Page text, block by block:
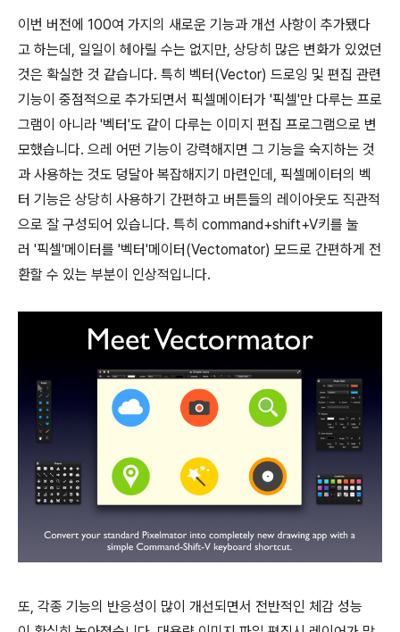
이번 버전에 100여 가지의 새로운 기능과 개선 사항이 추가됐다
고 하는데, 일일이 헤아릴 수는 없지만, 상당히 많은 변화가 있었던
것은 확실한 것 같습니다. 특히 벡터(Vector) 드로잉 및 편집 관련
기능이 중점적으로 추가되면서 픽셀메이터가 '픽셀'만 다루는 프로
그램이 아니라 '벡터'도 같이 다루는 이미지 편집 프로그램으로 변
모했습니다. 으레 어떤 기능이 강력해지면 그 기능을 숙지하는 것
과 사용하는 것도 덩달아 복잡해지기 마련인데, 픽셀메이터의 벡
터 기능은 상당히 사용하기 간편하고 버튼들의 레이아웃도 직관적
으로 잘 구성되어 있습니다. 특히 command+shift+V키를 눌
러 '픽셀'메이터를 '벡터'메이터(Vectomator) 모드로 간편하게 전
환할 수 있는 부분이 인상적입니다.
또, 각종 기능의 반응성이 많이 개선되면서 전반적인 체감 성능